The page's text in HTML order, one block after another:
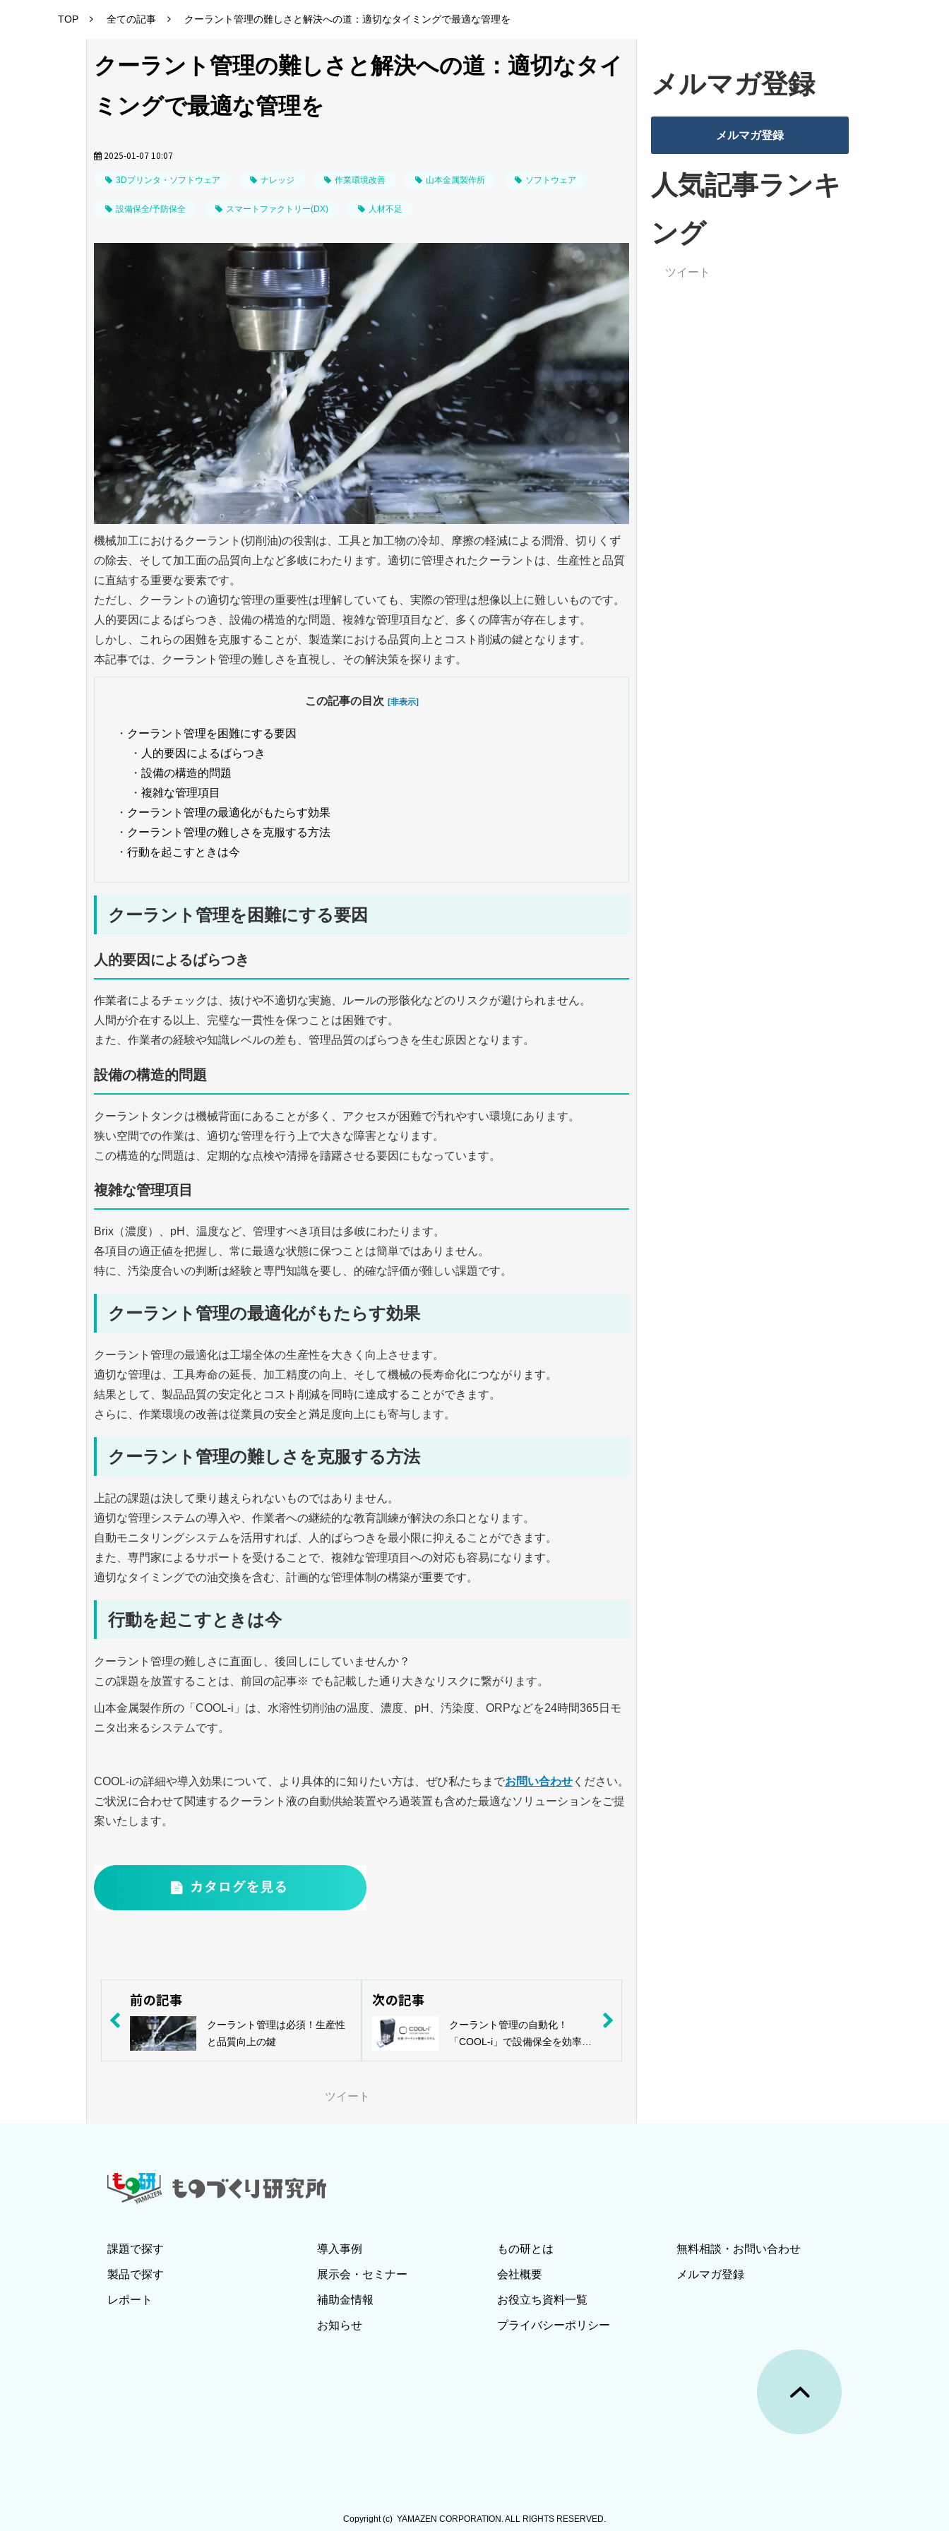
TOP 全ての記事 クーラント管理の難しさと解決への道：適切なタイミングで最適な管理を
クーラント管理の難しさと解決への道：適切なタイ
ミングで最適な管理を
2025-01-07 10:07
3Dプリンタ・ソフトウェア ナレッジ 作業環境改善 山本金属製作所 ソフトウェア
設備保全/予防保全 スマートファクトリー(DX) 人材不足
機械加工におけるクーラント(切削油)の役割は、工具と加工物の冷却、摩擦の軽減による潤滑、切りくず
の除去、そして加工面の品質向上など多岐にわたります。適切に管理されたクーラントは、生産性と品質
に直結する重要な要素です。
ただし、クーラントの適切な管理の重要性は理解していても、実際の管理は想像以上に難しいものです。
人的要因によるばらつき、設備の構造的な問題、複雑な管理項目など、多くの障害が存在します。
しかし、これらの困難を克服することが、製造業における品質向上とコスト削減の鍵となります。
本記事では、クーラント管理の難しさを直視し、その解決策を探ります。
この記事の目次 [非表示]
・ クーラント管理を困難にする要因
・ 人的要因によるばらつき
・ 設備の構造的問題
・ 複雑な管理項目
・ クーラント管理の最適化がもたらす効果
・ クーラント管理の難しさを克服する方法
・ 行動を起こすときは今
クーラント管理を困難にする要因
人的要因によるばらつき
作業者によるチェックは、抜けや不適切な実施、ルールの形骸化などのリスクが避けられません。
人間が介在する以上、完璧な一貫性を保つことは困難です。
また、作業者の経験や知識レベルの差も、管理品質のばらつきを生む原因となります。
設備の構造的問題
クーラントタンクは機械背面にあることが多く、アクセスが困難で汚れやすい環境にあります。
狭い空間での作業は、適切な管理を行う上で大きな障害となります。
この構造的な問題は、定期的な点検や清掃を躊躇させる要因にもなっています。
複雑な管理項目
Brix（濃度）、pH、温度など、管理すべき項目は多岐にわたります。
各項目の適正値を把握し、常に最適な状態に保つことは簡単ではありません。
特に、汚染度合いの判断は経験と専門知識を要し、的確な評価が難しい課題です。
クーラント管理の最適化がもたらす効果
クーラント管理の最適化は工場全体の生産性を大きく向上させます。
適切な管理は、工具寿命の延長、加工精度の向上、そして機械の長寿命化につながります。
結果として、製品品質の安定化とコスト削減を同時に達成することができます。
さらに、作業環境の改善は従業員の安全と満足度向上にも寄与します。
クーラント管理の難しさを克服する方法
上記の課題は決して乗り越えられないものではありません。
適切な管理システムの導入や、作業者への継続的な教育訓練が解決の糸口となります。
自動モニタリングシステムを活用すれば、人的ばらつきを最小限に抑えることができます。
また、専門家によるサポートを受けることで、複雑な管理項目への対応も容易になります。
適切なタイミングでの油交換を含む、計画的な管理体制の構築が重要です。
行動を起こすときは今
クーラント管理の難しさに直面し、後回しにしていませんか？
この課題を放置することは、前回の記事※ でも記載した通り大きなリスクに繋がります。
山本金属製作所の「COOL-i」は、水溶性切削油の温度、濃度、pH、汚染度、ORPなどを24時間365日モ
ニタ出来るシステムです。
COOL-iの詳細や導入効果について、より具体的に知りたい方は、ぜひ私たちまでお問い合わせ ください。
ご状況に合わせて関連するクーラント液の自動供給装置やろ過装置も含めた最適なソリューションをご提
案いたします。
前の記事
クーラント管理は必須！生産性
と品質向上の鍵
次の記事
クーラント管理の自動化！
「COOL-i」で設備保全を効率化
にサポート
ツイート
メルマガ登録
メルマガ登録
人気記事ランキ
ング
ツイート
課題で探す
製品で探す
レポート
導入事例
展示会・セミナー
補助金情報
お知らせ
もの研とは
会社概要
お役立ち資料一覧
プライバシーポリシー
無料相談・お問い合わせ
メルマガ登録
Copyright (c)  YAMAZEN CORPORATION. ALL RIGHTS RESERVED.